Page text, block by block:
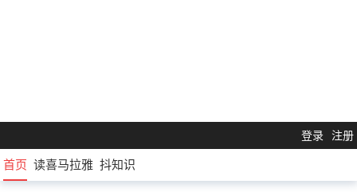
登录 注册
首页 读喜马拉雅 抖知识